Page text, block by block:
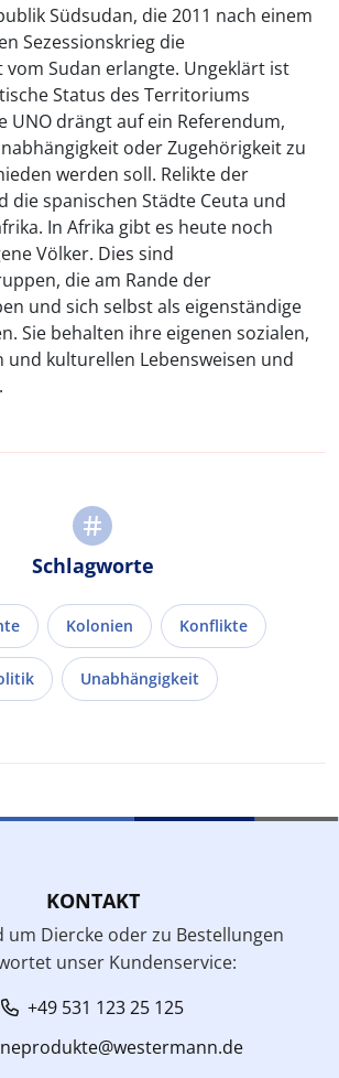
Südsudan, die 2011 nach einem
Sezessionskrieg die
vom Sudan erlangte. Ungeklärt ist
Status des Territoriums
UNO drängt auf ein Referendum,
oder Zugehörigkeit zu
werden soll. Relikte der
die spanischen Städte Ceuta und
In Afrika gibt es heute noch
Völker. Dies sind
die am Rande der
und sich selbst als eigenständige
Sie behalten ihre eigenen sozialen,
kulturellen Lebensweisen und
Schlagworte
Kolonien Konflikte
Unabhängigkeit
KONTAKT
um Diercke oder zu Bestellungen
unser Kundenservice:
+49 531 123 25 125